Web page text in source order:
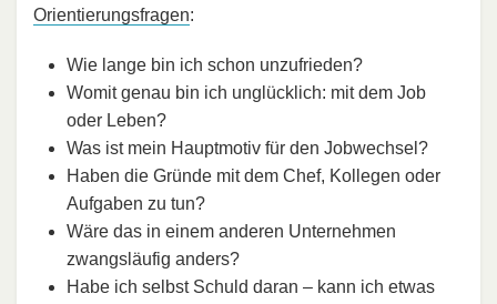
Orientierungsfragen:
Wie lange bin ich schon unzufrieden?
Womit genau bin ich unglücklich: mit dem Job
oder Leben?
Was ist mein Hauptmotiv für den Jobwechsel?
Haben die Gründe mit dem Chef, Kollegen oder
Aufgaben zu tun?
Wäre das in einem anderen Unternehmen
zwangsläufig anders?
Habe ich selbst Schuld daran – kann ich etwas